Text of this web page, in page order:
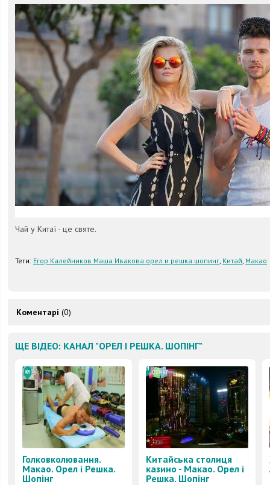
Чай у Китаї - це святе.
Теги: Егор Калейников Маша Ивакова орел и решка шопинг, Китай, Макао
Коментарі (0)
ЩЕ ВІДЕО: КАНАЛ "ОРЕЛ І РЕШКА. ШОПІНГ"
Голковколювання.
Макао. Орел і Решка.
Шопінг
Китайська столиця
казино - Макао. Орел і
Решка. Шопінг